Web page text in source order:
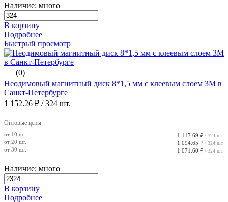
Наличие: много
В корзину
Подробнее
Быстрый просмотр
(0)
Неодимовый магнитный диск 8*1,5 мм с клеевым слоем 3М в
Санкт-Петербурге
1 152.26 ₽ / 324 шт.
Оптовые цены
от 10 шт. 1 117.69 ₽ / 324 шт.
от 20 шт. 1 094.65 ₽ / 324 шт.
от 30 шт. 1 071.60 ₽ / 324 шт.
Наличие: много
В корзину
Подробнее